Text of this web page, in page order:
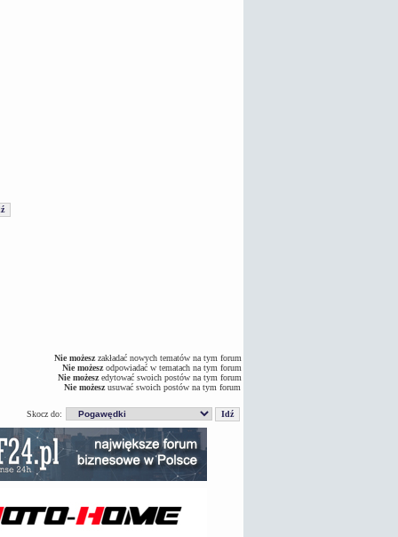
Nie możeszzakładać nowych tematów na tym forum
Nie możeszodpowiadać w tematach na tym forum
Nie możeszedytować swoich postów na tym forum
Nie możeszusuwać swoich postów na tym forum
Skocz do: